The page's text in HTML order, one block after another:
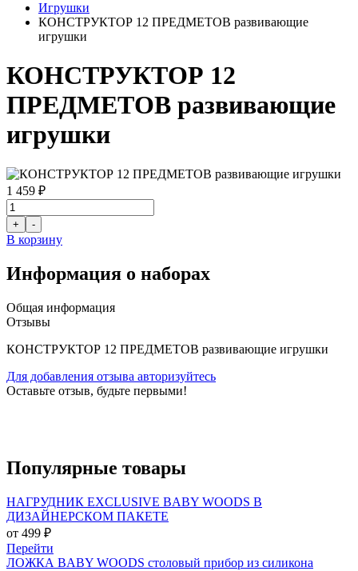
Игрушки
КОНСТРУКТОР 12 ПРЕДМЕТОВ развивающие
игрушки
КОНСТРУКТОР 12
ПРЕДМЕТОВ развивающие
игрушки
1 459 ₽
В корзину
Информация о наборах
Общая информация
Отзывы
КОНСТРУКТОР 12 ПРЕДМЕТОВ развивающие игрушки
Для добавления отзыва авторизуйтесь
Оставьте отзыв, будьте первыми!
Популярные товары
НАГРУДНИК EXCLUSIVE BABY WOODS В
ДИЗАЙНЕРСКОМ ПАКЕТЕ
от 499 ₽
Перейти
ЛОЖКА BABY WOODS столовый прибор из силикона